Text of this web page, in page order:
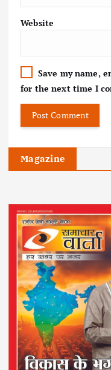
Website
Save my name,
for the next time I
Magazine